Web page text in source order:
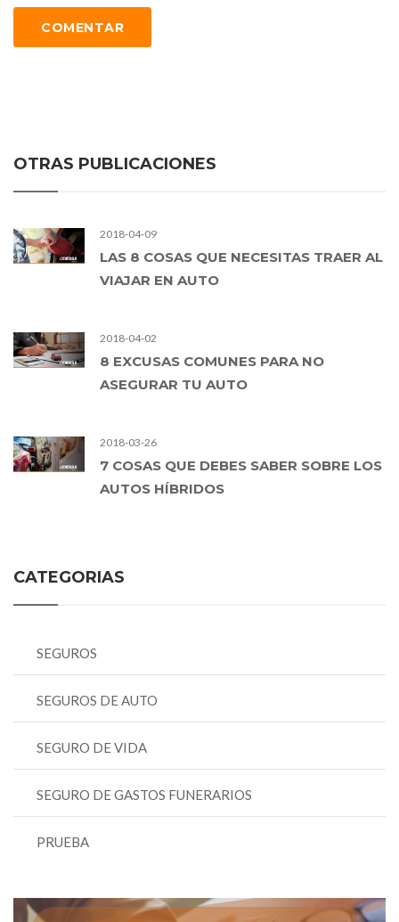
COMENTAR
OTRAS PUBLICACIONES
2018-04-09
LAS 8 COSAS QUE NECESITAS TRAER AL
VIAJAR EN AUTO
2018-04-02
8 EXCUSAS COMUNES PARA NO
ASEGURAR TU AUTO
2018-03-26
7 COSAS QUE DEBES SABER SOBRE LOS
AUTOS HÍBRIDOS
CATEGORIAS
SEGUROS
SEGUROS DE AUTO
SEGURO DE VIDA
SEGURO DE GASTOS FUNERARIOS
PRUEBA